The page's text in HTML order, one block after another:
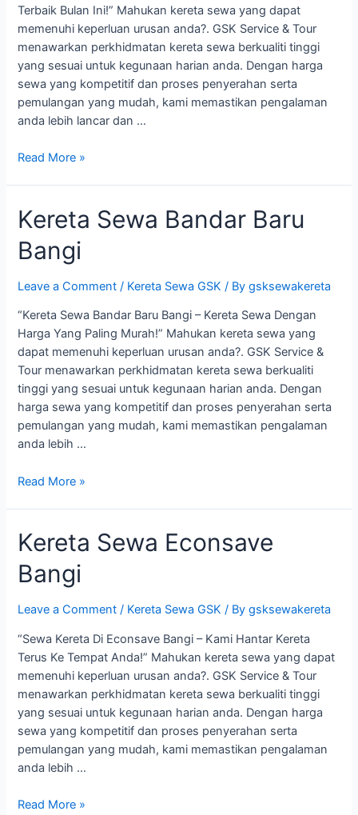
Terbaik Bulan Ini!” Mahukan kereta sewa yang dapat
memenuhi keperluan urusan anda?. GSK Service & Tour
menawarkan perkhidmatan kereta sewa berkualiti tinggi
yang sesuai untuk kegunaan harian anda. Dengan harga
sewa yang kompetitif dan proses penyerahan serta
pemulangan yang mudah, kami memastikan pengalaman
anda lebih lancar dan …
Kereta
Cempaka
Bangi
Read More »
Kereta Sewa Bandar Baru
Bangi
Leave a Comment / Kereta Sewa GSK / Bygsksewakereta
“Kereta Sewa Bandar Baru Bangi – Kereta Sewa Dengan
Harga Yang Paling Murah!” Mahukan kereta sewa yang
dapat memenuhi keperluan urusan anda?. GSK Service &
Tour menawarkan perkhidmatan kereta sewa berkualiti
tinggi yang sesuai untuk kegunaan harian anda. Dengan
harga sewa yang kompetitif dan proses penyerahan serta
pemulangan yang mudah, kami memastikan pengalaman
anda lebih …
Kereta
Baru
Bangi
Read More »
Kereta Sewa Econsave
Bangi
Leave a Comment / Kereta Sewa GSK / Bygsksewakereta
“Sewa Kereta Di Econsave Bangi – Kami Hantar Kereta
Terus Ke Tempat Anda!” Mahukan kereta sewa yang dapat
memenuhi keperluan urusan anda?. GSK Service & Tour
menawarkan perkhidmatan kereta sewa berkualiti tinggi
yang sesuai untuk kegunaan harian anda. Dengan harga
sewa yang kompetitif dan proses penyerahan serta
pemulangan yang mudah, kami memastikan pengalaman
anda lebih …
Kereta
Read More »